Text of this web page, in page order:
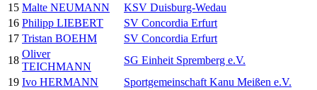
15 Malte NEUMANN
KSV Duisburg-Wedau
16 Philipp LIEBERT
SV Concordia Erfurt
17 Tristan BOEHM
SV Concordia Erfurt
18
Oliver
TEICHMANN
SG Einheit Spremberg e.V.
19 Ivo HERMANN
Sportgemeinschaft Kanu Meißen e.V.